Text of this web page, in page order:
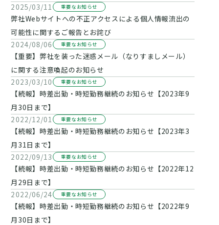
2025/03/11
重要なお知らせ
弊社Webサイトへの不正アクセスによる個人情報流出の
可能性に関するご報告とお詫び
2024/08/06
重要なお知らせ
【重要】弊社を装った迷惑メール（なりすましメール）
に関する注意喚起のお知らせ
2023/03/10
重要なお知らせ
【続報】時差出勤・時短勤務継続のお知らせ【2023年9
月30日まで】
2022/12/01
重要なお知らせ
【続報】時差出勤・時短勤務継続のお知らせ【2023年3
月31日まで】
2022/09/13
重要なお知らせ
【続報】時差出勤・時短勤務継続のお知らせ【2022年12
月29日まで】
2022/06/24
重要なお知らせ
【続報】時差出勤・時短勤務継続のお知らせ【2022年9
月30日まで】